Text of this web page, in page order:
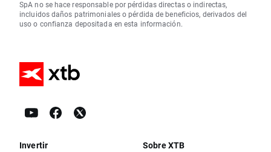
SpA no se hace responsable por pérdidas directas o indirectas,
incluidos daños patrimoniales o pérdida de beneficios, derivados del
uso o confianza depositada en esta información.
Invertir Sobre XTB